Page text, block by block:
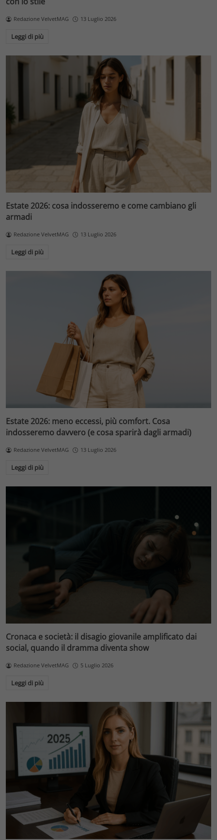
Redazione VelvetMAG 13 Luglio 2026
Leggi di più
Estate 2026: cosa indosseremo e come cambiano gli
armadi
Redazione VelvetMAG 13 Luglio 2026
Leggi di più
Estate 2026: meno eccessi, più comfort. Cosa
indosseremo davvero (e cosa sparirà dagli armadi)
Redazione VelvetMAG 13 Luglio 2026
Leggi di più
Cronaca e società: il disagio giovanile amplificato dai
social, quando il dramma diventa show
Redazione VelvetMAG 5 Luglio 2026
Leggi di più